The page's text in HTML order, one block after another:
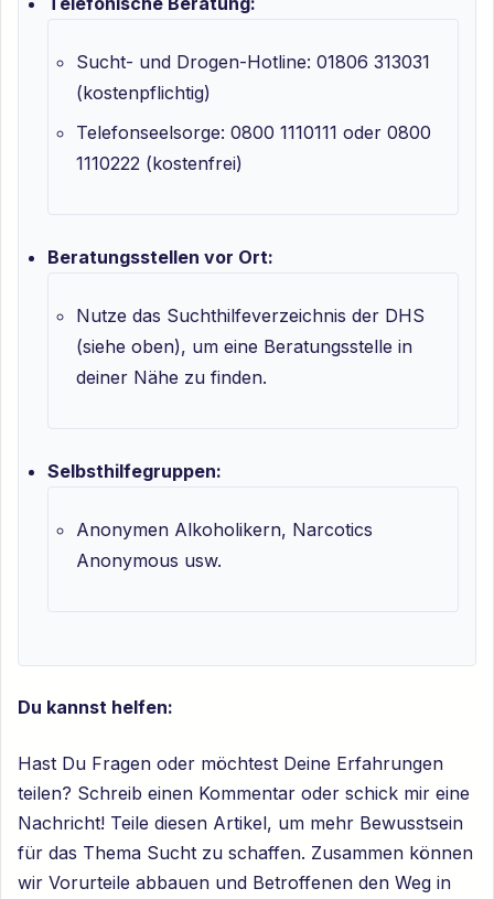
Sucht- und Drogen-Hotline: 01806 313031
(kostenpflichtig)
Telefonseelsorge: 0800 1110111 oder 0800
1110222 (kostenfrei)
Beratungsstellen vor Ort:
Nutze das Suchthilfeverzeichnis der DHS
(siehe oben), um eine Beratungsstelle in
deiner Nähe zu finden.
Selbsthilfegruppen:
Anonymen Alkoholikern, Narcotics
Anonymous usw.
Du kannst helfen:
Hast Du Fragen oder möchtest Deine Erfahrungen
teilen? Schreib einen Kommentar oder schick mir eine
Nachricht! Teile diesen Artikel, um mehr Bewusstsein
für das Thema Sucht zu schaffen. Zusammen können
wir Vorurteile abbauen und Betroffenen den Weg in